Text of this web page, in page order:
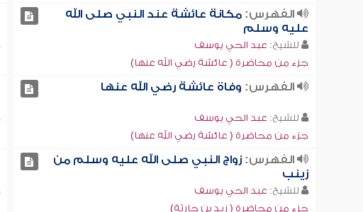
الفهرس:مكانة عائشة عند النبي صلى الله
عليه وسلم
للشيخ: عبد الحي يوسف
جزء من محاضرة ( عائشة رضي الله عنها)
الفهرس: وفاة عائشة رضي الله عنها
للشيخ: عبد الحي يوسف
جزء من محاضرة ( عائشة رضي الله عنها)
الفهرس:زواج النبي صلى الله عليه وسلم من
زينب
للشيخ: عبد الحي يوسف
جزء من محاضرة ( زيد بن حارثة)